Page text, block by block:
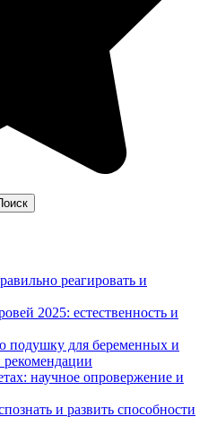
реагировать и
2025: естественность и
подушку для беременных и
научное опровержение и
и развить способности